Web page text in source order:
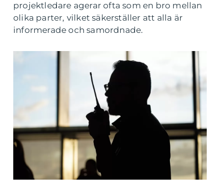
projektledare agerar ofta som en bro mellan
olika parter, vilket säkerställer att alla är
informerade och samordnade.